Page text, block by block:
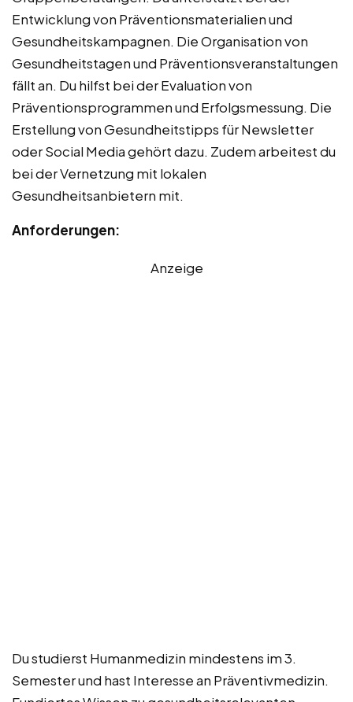
Entwicklung von Präventionsmaterialien und
Gesundheitskampagnen. Die Organisation von
Gesundheitstagen und Präventionsveranstaltungen
fällt an. Du hilfst bei der Evaluation von
Präventionsprogrammen und Erfolgsmessung. Die
Erstellung von Gesundheitstipps für Newsletter
oder Social Media gehört dazu. Zudem arbeitest du
bei der Vernetzung mit lokalen
Gesundheitsanbietern mit.
Anforderungen:
Anzeige
Du studierst Humanmedizin mindestens im 3.
Semester und hast Interesse an Präventivmedizin.